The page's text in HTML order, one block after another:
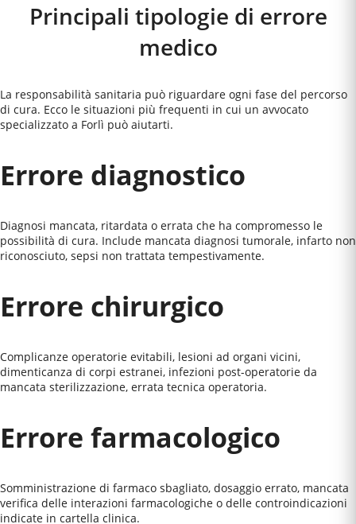
Principali tipologie di errore
medico
La responsabilità sanitaria può riguardare ogni fase del percorso
di cura. Ecco le situazioni più frequenti in cui un avvocato
specializzato a Forlì può aiutarti.
Errore diagnostico
Diagnosi mancata, ritardata o errata che ha compromesso le
possibilità di cura. Include mancata diagnosi tumorale, infarto non
riconosciuto, sepsi non trattata tempestivamente.
Errore chirurgico
Complicanze operatorie evitabili, lesioni ad organi vicini,
dimenticanza di corpi estranei, infezioni post-operatorie da
mancata sterilizzazione, errata tecnica operatoria.
Errore farmacologico
Somministrazione di farmaco sbagliato, dosaggio errato, mancata
verifica delle interazioni farmacologiche o delle controindicazioni
indicate in cartella clinica.